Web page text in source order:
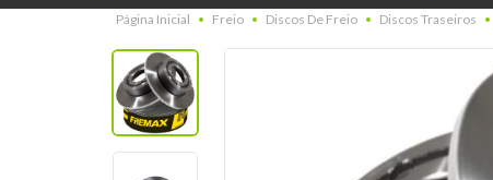
Página Inicial Freio Discos De Freio Discos Traseiros